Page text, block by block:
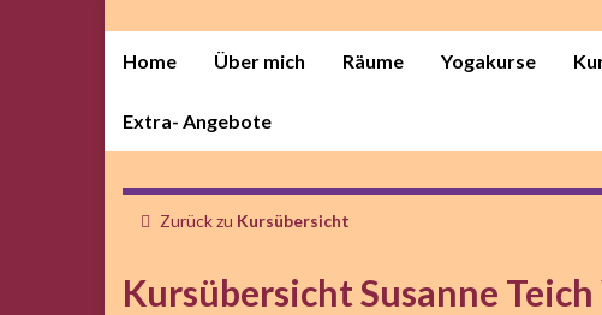
Home Über mich Räume Yogakurse
Extra- Angebote
Zurück zu Kursübersicht
Kursübersicht Susanne